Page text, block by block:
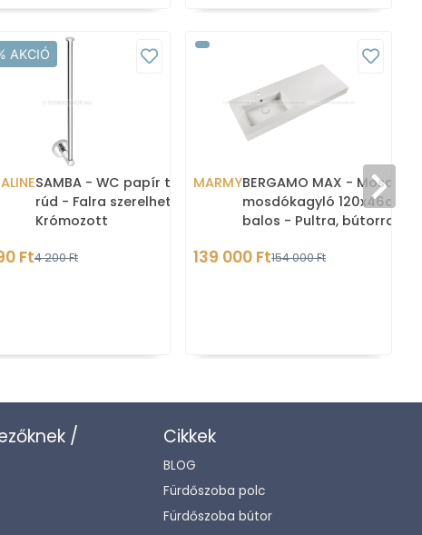
AKCIÓ
SAMBA - WC papír tartó
rúd - Falra szerelhető -
Krómozott
Ft4 200 Ft
MARMYBERGAMO MAX - Mosdó,
mosdókagyló 120x46cm,
balos - Pultra, bútorra,
139 000 Ft154 000 Ft
/
Cikkek
BLOG
Fürdőszoba polc
Fürdőszoba bútor